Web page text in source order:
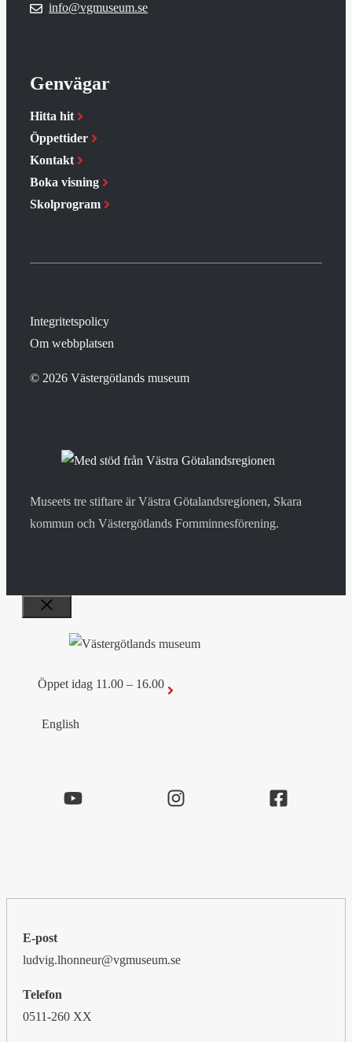
info@vgmuseum.se
Genvägar
Hitta hit
Öppettider
Kontakt
Boka visning
Skolprogram
© 2026 Västergötlands museum
Integritetspolicy
Om webbplatsen
Museets tre stiftare är Västra Götalandsregionen, Skara
kommun och Västergötlands Fornminnesförening.
Stäng
Öppet idag 11.00 – 16.00
English
E-post
ludvig.lhonneur@vgmuseum.se
Telefon
0511-260 XX